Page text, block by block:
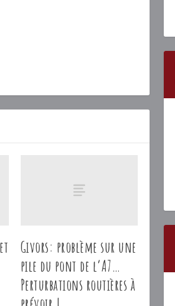
Givors: problème sur une
pile du pont de l’A7…
Perturbations routières à